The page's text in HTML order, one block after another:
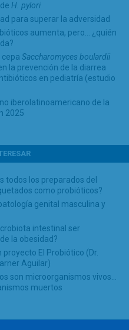
H. pylori
para superar la adversidad
aumenta, pero… ¿quién
cepa Saccharomyces boulardii
la prevención de la diarrea
en pediatría (estudio
iberolatinoamericano de la
2025
todos los preparados del
como probióticos?
genital masculina y
intestinal ser
la obesidad?
proyecto El Probiótico (Dr.
Aguilar)
son microorganismos vivos…
muertos